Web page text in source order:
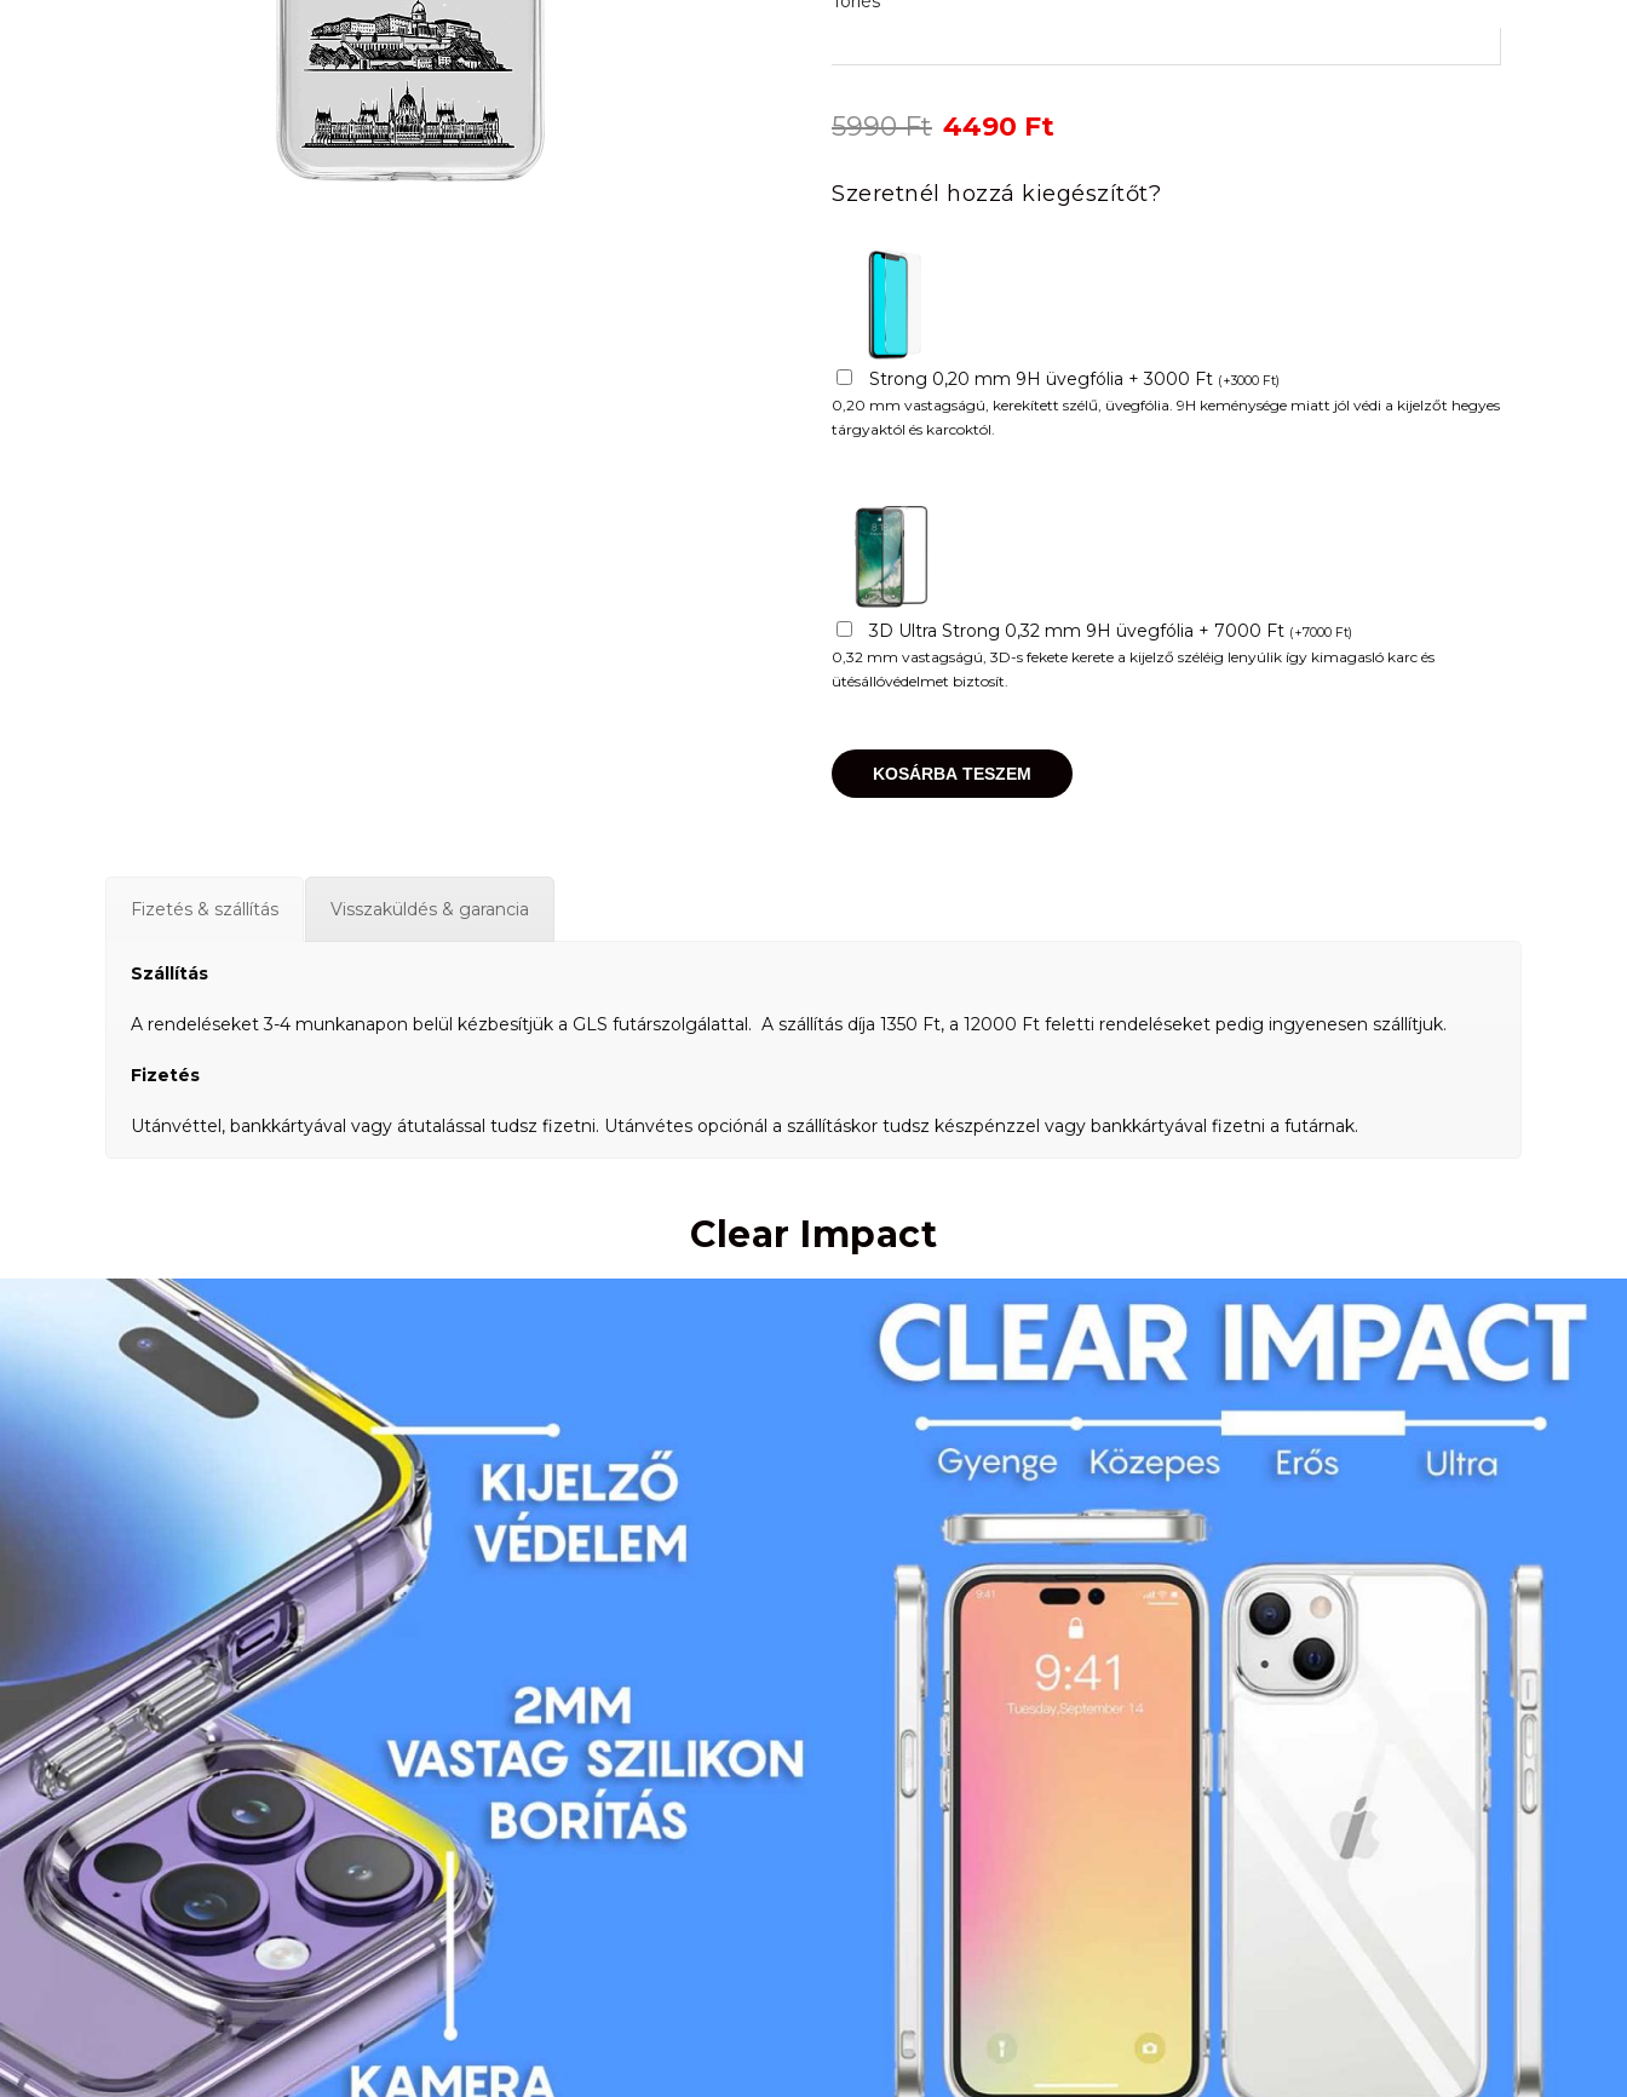
5990Ft Original
was:
5990 Ft.
4490 Ft
is:
4490 Ft.
Szeretnél hozzá kiegészítőt?
Strong 0,20 mm 9H üvegfólia + 3000 Ft (+3000 Ft)
0,20 mm vastagságú, kerekített szélű, üvegfólia. 9H keménysége miatt jól védi a kijelzőt hegyes
tárgyaktól és karcoktól.
3D Ultra Strong 0,32 mm 9H üvegfólia + 7000 Ft (+7000 Ft)
0,32 mm vastagságú, 3D-s fekete kerete a kijelző széléig lenyúlik így kimagasló karc és
ütésállóvédelmet biztosít.
KOSÁRBA TESZEM
Fizetés & szállítás Visszaküldés & garancia
Szállítás
A rendeléseket 3-4 munkanapon belül kézbesítjük a GLS futárszolgálattal. A szállítás díja 1350 Ft, a 12000 Ft feletti rendeléseket pedig ingyenesen szállítjuk.
Fizetés
Utánvéttel, bankkártyával vagy átutalással tudsz fizetni. Utánvétes opciónál a szállításkor tudsz készpénzzel vagy bankkártyával fizetni a futárnak.
Clear Impact